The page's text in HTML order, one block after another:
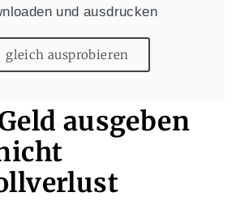
und ausdrucken
gleich ausprobieren
ausgeben